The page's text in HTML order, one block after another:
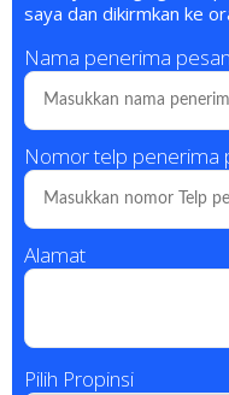
saya dan dikirmkan ke
Nama penerima
Nomor telp penerima
Alamat
Pilih Propinsi